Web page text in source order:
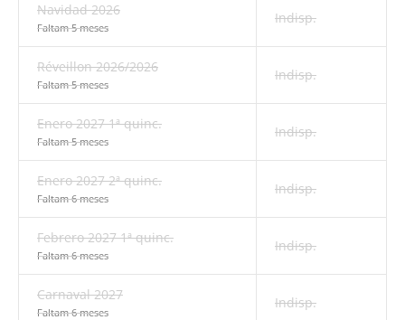
Navidad 2026
Faltam 5 meses
Indisp.
Réveillon 2026/2026
Faltam 5 meses
Indisp.
Enero 2027 1ª quinc.
Faltam 5 meses
Indisp.
Enero 2027 2ª quinc.
Faltam 6 meses
Indisp.
Febrero 2027 1ª quinc.
Faltam 6 meses
Indisp.
Carnaval 2027
Faltam 6 meses
Indisp.